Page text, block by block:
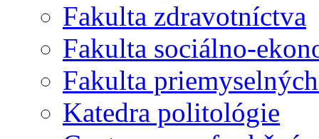
Fakulta zdravotníctva
Fakulta sociálno-
Fakulta
Katedra politológie